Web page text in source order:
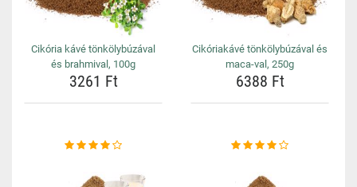
Cikória kávé tönkölybúzával
és brahmival, 100g
3261 Ft
Cikóriakávé tönkölybúzával és
maca-val, 250g
6388 Ft